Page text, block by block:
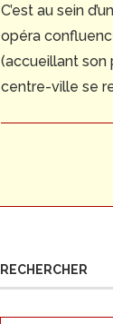
C’est au sein
opéra
(accueillant son
centre-ville se
RECHERCHER